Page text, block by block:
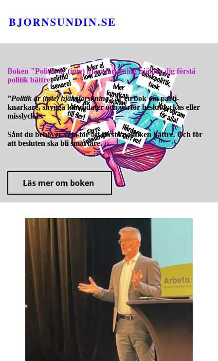
BJORNSUNDIN.SE
Boken "Politik är (inte) hjärnforskning hjälper dig förstå
politik bättre.
”Politik är (inte) hjärnforskning”är en bok om parti-
knarkare, snygga kandidater och varför beslut lyckas eller
misslyckas.
Sånt du behöver veta för att förstå politiken bättre. Och för
att besluten ska bli smartare.
Läs mer om boken